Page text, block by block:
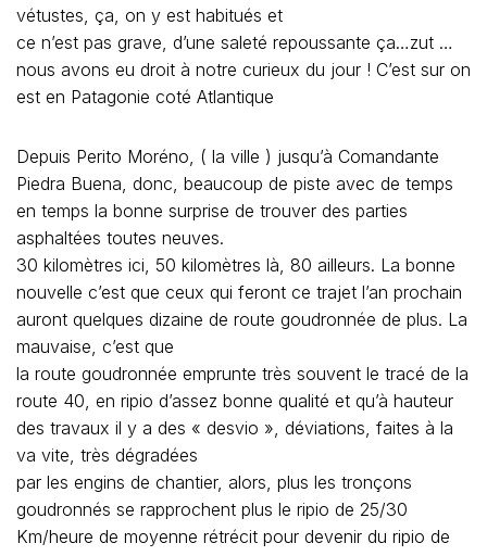
vétustes, ça, on y est habitués et
ce n’est pas grave, d’une saleté repoussante ça…zut …
nous avons eu droit à notre curieux du jour ! C’est sur on
est en Patagonie coté Atlantique
Depuis Perito Moréno, ( la ville ) jusqu’à Comandante
Piedra Buena, donc, beaucoup de piste avec de temps
en temps la bonne surprise de trouver des parties
asphaltées toutes neuves.
30 kilomètres ici, 50 kilomètres là, 80 ailleurs. La bonne
nouvelle c’est que ceux qui feront ce trajet l’an prochain
auront quelques dizaine de route goudronnée de plus. La
mauvaise, c’est que
la route goudronnée emprunte très souvent le tracé de la
route 40, en ripio d’assez bonne qualité et qu’à hauteur
des travaux il y a des « desvio », déviations, faites à la
va vite, très dégradées
par les engins de chantier, alors, plus les tronçons
goudronnés se rapprochent plus le ripio de 25/30
Km/heure de moyenne rétrécit pour devenir du ripio de